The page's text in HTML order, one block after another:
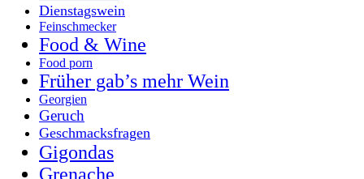
Dienstagswein
Feinschmecker
Food & Wine
Food porn
Früher gab’s mehr Wein
Georgien
Geruch
Geschmacksfragen
Gigondas
Grenache